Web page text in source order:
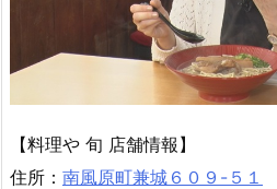
【料理や 旬 店舗情報】
住所： 南風原町兼城６０９-５１